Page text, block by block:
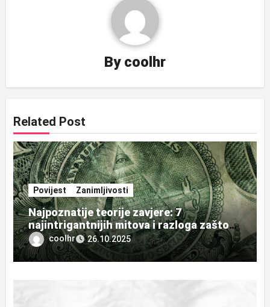
By coolhr
Related Post
Povijest Zanimljivosti
Najpoznatije teorije zavjere: 7
najintrigantnijih mitova i razloga zašto
ljudi vjeruju u njih
coolhr 26.10.2025